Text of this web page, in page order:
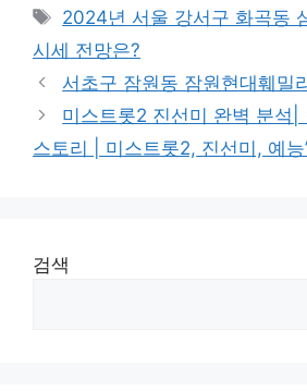
Tags
2024년 서울 강서구 화곡동
시세 전망은?
서초구 잠원동 잠원현대훼밀
미스트롯2 진선미 완벽 분석|
스토리 | 미스트롯2, 진선미, 예능
검색